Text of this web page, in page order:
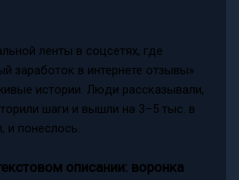
ленты в соцсетях, где
заработок в интернете отзывы»
истории. Люди рассказывали,
шаги и вышли на 3–5 тыс. в
и понеслось.
описании: воронка